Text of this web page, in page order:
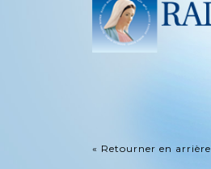
« Retourner en arrière